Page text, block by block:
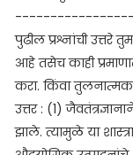
पुढील प्रश्नांची उत्तरे
आहे तसेच काही
करा. किंवातुलनात्मक
उत्तर : (1)
झाले. त्यामुळे या